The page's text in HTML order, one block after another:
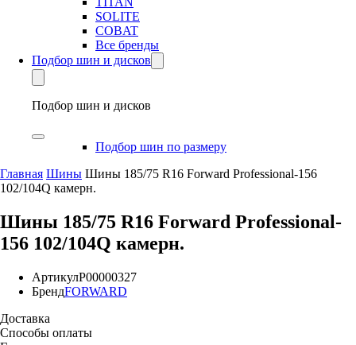
SOLITE
COBAT
Все бренды
Подбор шин и дисков
Подбор шин и дисков
Подбор шин по размеру
Главная Шины Шины 185/75 R16 Forward Professional-156
102/104Q камерн.
Шины 185/75 R16 Forward Professional-
156 102/104Q камерн.
АртикулР00000327
БрендFORWARD
Доставка
Способы оплаты